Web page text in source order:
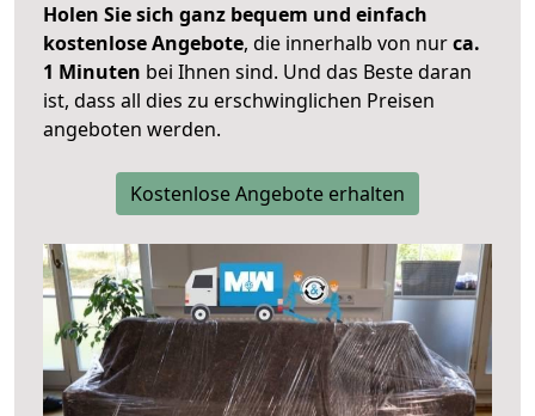
Holen Sie sich ganz bequem und einfach
kostenlose Angebote, die innerhalb von nurca.
1 Minuten bei Ihnen sind. Und das Beste daran
ist, dass all dies zu erschwinglichen Preisen
angeboten werden.
Kostenlose Angebote erhalten